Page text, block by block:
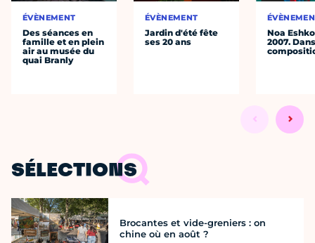
ÉVÈNEMENT
Des séances en
famille et en plein
air au musée du
quai Branly
ÉVÈNEMENT
Jardin d'été fête
ses 20 ans
Noa
2007.
SÉLECTIONS
Brocantes et vide-greniers : on
chine où en août ?